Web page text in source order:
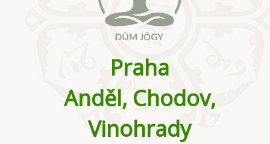
Praha
Anděl, Chodov,
Vinohrady